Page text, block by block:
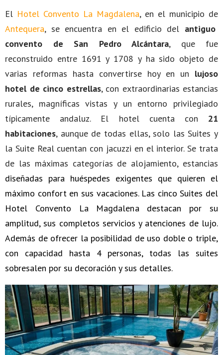
El Hotel Convento La Magdalena, en el municipio de
Antequera, se encuentra en el edificio del antiguo
convento de San Pedro Alcántara, que fue
reconstruido entre 1691 y 1708 y ha sido objeto de
varias reformas hasta convertirse hoy en un lujoso
hotel de cinco estrellas, con extraordinarias estancias
rurales, magníficas vistas y un entorno privilegiado
típicamente andaluz. El hotel cuenta con 21
habitaciones, aunque de todas ellas, solo las Suites y
la Suite Real cuentan con jacuzzi en el interior. Se trata
de las máximas categorías de alojamiento, estancias
diseñadas para huéspedes exigentes que quieren el
máximo confort en sus vacaciones. Las cinco Suites del
Hotel Convento La Magdalena destacan por su
amplitud, sus completos servicios y atenciones de lujo.
Además de ofrecer la posibilidad de uso doble o triple,
con capacidad hasta 4 personas, todas las suites
sobresalen por su decoración y sus detalles.